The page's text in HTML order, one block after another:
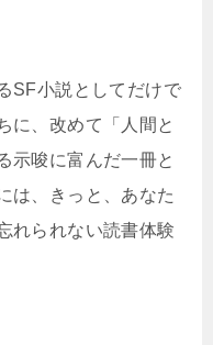
SF小説としてだけで
に、改めて「人間と
示唆に富んだ一冊と
は、きっと、あなた
れられない読書体験